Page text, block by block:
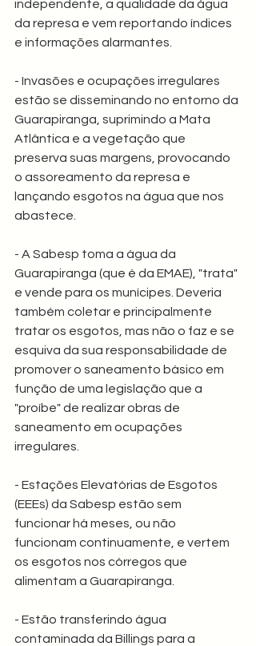
independente, a qualidade da água
da represa e vem reportando índices
e informações alarmantes.
- Invasões e ocupações irregulares
estão se disseminando no entorno da
Guarapiranga, suprimindo a Mata
Atlântica e a vegetação que
preserva suas margens, provocando
o assoreamento da represa e
lançando esgotos na água que nos
abastece.
- A Sabesp toma a água da
Guarapiranga (que é da EMAE), "trata"
e vende para os munícipes. Deveria
também coletar e principalmente
tratar os esgotos, mas não o faz e se
esquiva da sua responsabilidade de
promover o saneamento básico em
função de uma legislação que a
"proíbe" de realizar obras de
saneamento em ocupações
irregulares.
- Estações Elevatórias de Esgotos
(EEEs) da Sabesp estão sem
funcionar há meses, ou não
funcionam continuamente, e vertem
os esgotos nos córregos que
alimentam a Guarapiranga.
- Estão transferindo água
contaminada da Billings para a